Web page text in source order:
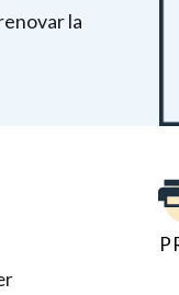
la